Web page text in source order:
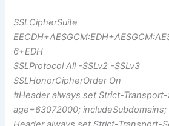
SSLCipherSuite
6+EDH
SSLProtocol All -SSLv2 -SSLv3
SSLHonorCipherOrder On
#Header always set Strict-
age=63072000; includeSubdomains;